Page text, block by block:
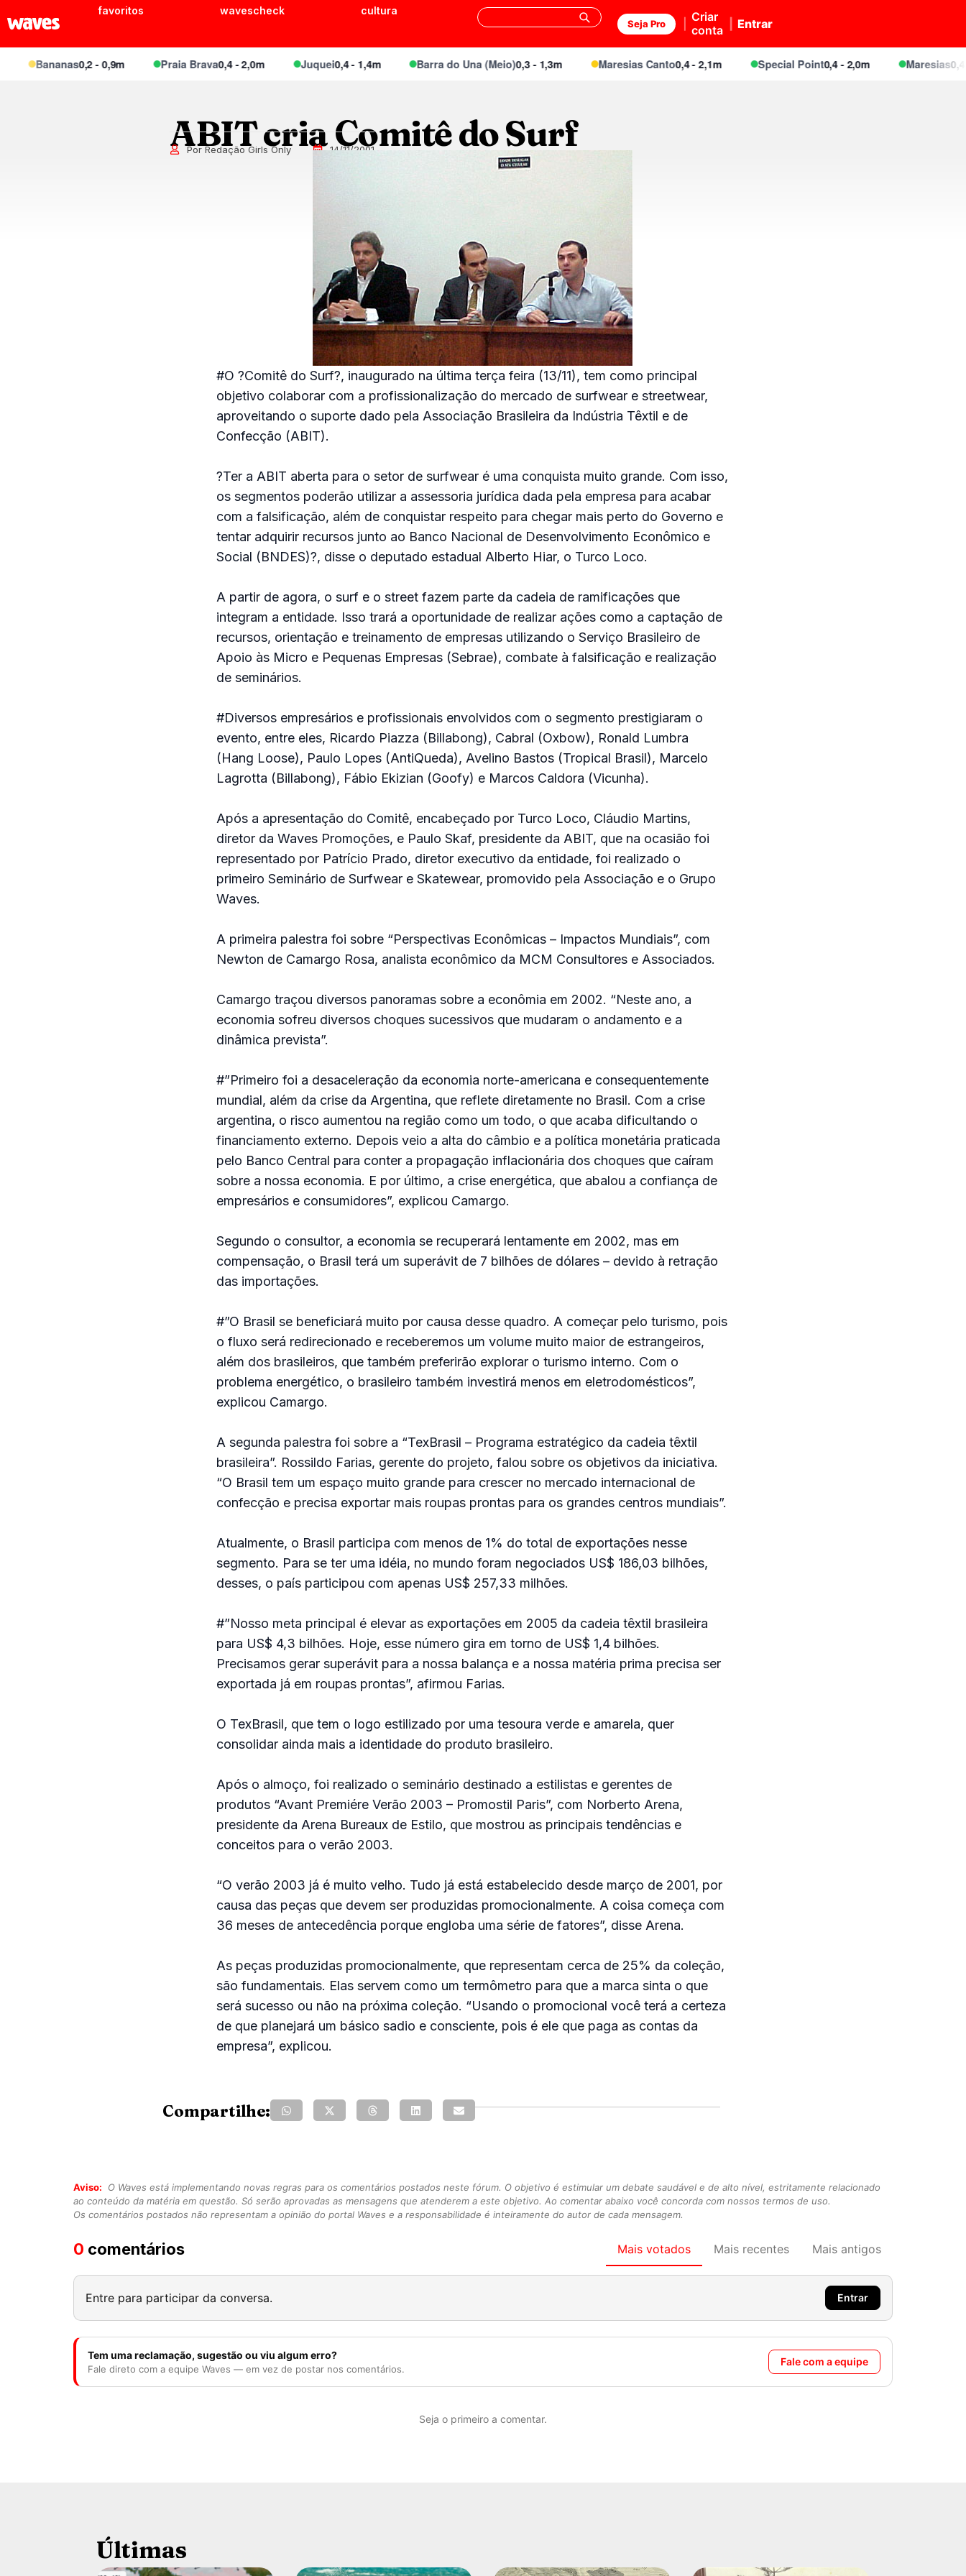
favoritos wavescheck cultura
Seja Pro
Criar
conta
Entrar
Bananas0,2 - 0,9m Praia Brava0,4 - 2,0m Juquei0,4 - 1,4m Barra do Una (Meio)0,3 - 1,3m Maresias Canto0,4 - 2,1m Special Point 0,4 - 2,0m Maresias0,4 -
ABIT cria Comitê do Surf
Por Redação Girls Only 14/11/2001
#O ?Comitê do Surf?, inaugurado na última terça feira (13/11), tem como principal
objetivo colaborar com a profissionalização do mercado de surfwear e streetwear,
aproveitando o suporte dado pela Associação Brasileira da Indústria Têxtil e de
Confecção (ABIT).
?Ter a ABIT aberta para o setor de surfwear é uma conquista muito grande. Com isso,
os segmentos poderão utilizar a assessoria jurídica dada pela empresa para acabar
com a falsificação, além de conquistar respeito para chegar mais perto do Governo e
tentar adquirir recursos junto ao Banco Nacional de Desenvolvimento Econômico e
Social (BNDES)?, disse o deputado estadual Alberto Hiar, o Turco Loco.
A partir de agora, o surf e o street fazem parte da cadeia de ramificações que
integram a entidade. Isso trará a oportunidade de realizar ações como a captação de
recursos, orientação e treinamento de empresas utilizando o Serviço Brasileiro de
Apoio às Micro e Pequenas Empresas (Sebrae), combate à falsificação e realização
de seminários.
#Diversos empresários e profissionais envolvidos com o segmento prestigiaram o
evento, entre eles, Ricardo Piazza (Billabong), Cabral (Oxbow), Ronald Lumbra
(Hang Loose), Paulo Lopes (AntiQueda), Avelino Bastos (Tropical Brasil), Marcelo
Lagrotta (Billabong), Fábio Ekizian (Goofy) e Marcos Caldora (Vicunha).
Após a apresentação do Comitê, encabeçado por Turco Loco, Cláudio Martins,
diretor da Waves Promoções, e Paulo Skaf, presidente da ABIT, que na ocasião foi
representado por Patrício Prado, diretor executivo da entidade, foi realizado o
primeiro Seminário de Surfwear e Skatewear, promovido pela Associação e o Grupo
Waves.
A primeira palestra foi sobre “Perspectivas Econômicas – Impactos Mundiais”, com
Newton de Camargo Rosa, analista econômico da MCM Consultores e Associados.
Camargo traçou diversos panoramas sobre a econômia em 2002. “Neste ano, a
economia sofreu diversos choques sucessivos que mudaram o andamento e a
dinâmica prevista”.
#”Primeiro foi a desaceleração da economia norte-americana e consequentemente
mundial, além da crise da Argentina, que reflete diretamente no Brasil. Com a crise
argentina, o risco aumentou na região como um todo, o que acaba dificultando o
financiamento externo. Depois veio a alta do câmbio e a política monetária praticada
pelo Banco Central para conter a propagação inflacionária dos choques que caíram
sobre a nossa economia. E por último, a crise energética, que abalou a confiança de
empresários e consumidores”, explicou Camargo.
Segundo o consultor, a economia se recuperará lentamente em 2002, mas em
compensação, o Brasil terá um superávit de 7 bilhões de dólares – devido à retração
das importações.
#”O Brasil se beneficiará muito por causa desse quadro. A começar pelo turismo, pois
o fluxo será redirecionado e receberemos um volume muito maior de estrangeiros,
além dos brasileiros, que também preferirão explorar o turismo interno. Com o
problema energético, o brasileiro também investirá menos em eletrodomésticos”,
explicou Camargo.
A segunda palestra foi sobre a “TexBrasil – Programa estratégico da cadeia têxtil
brasileira”. Rossildo Farias, gerente do projeto, falou sobre os objetivos da iniciativa.
“O Brasil tem um espaço muito grande para crescer no mercado internacional de
confecção e precisa exportar mais roupas prontas para os grandes centros mundiais”.
Atualmente, o Brasil participa com menos de 1% do total de exportações nesse
segmento. Para se ter uma idéia, no mundo foram negociados US$ 186,03 bilhões,
desses, o país participou com apenas US$ 257,33 milhões.
#”Nosso meta principal é elevar as exportações em 2005 da cadeia têxtil brasileira
para US$ 4,3 bilhões. Hoje, esse número gira em torno de US$ 1,4 bilhões.
Precisamos gerar superávit para a nossa balança e a nossa matéria prima precisa ser
exportada já em roupas prontas”, afirmou Farias.
O TexBrasil, que tem o logo estilizado por uma tesoura verde e amarela, quer
consolidar ainda mais a identidade do produto brasileiro.
Após o almoço, foi realizado o seminário destinado a estilistas e gerentes de
produtos “Avant Premiére Verão 2003 – Promostil Paris”, com Norberto Arena,
presidente da Arena Bureaux de Estilo, que mostrou as principais tendências e
conceitos para o verão 2003.
“O verão 2003 já é muito velho. Tudo já está estabelecido desde março de 2001, por
causa das peças que devem ser produzidas promocionalmente. A coisa começa com
36 meses de antecedência porque engloba uma série de fatores”, disse Arena.
As peças produzidas promocionalmente, que representam cerca de 25% da coleção,
são fundamentais. Elas servem como um termômetro para que a marca sinta o que
será sucesso ou não na próxima coleção. “Usando o promocional você terá a certeza
de que planejará um básico sadio e consciente, pois é ele que paga as contas da
empresa”, explicou.
Compartilhe:
Aviso:
O Waves está implementando novas regras para os comentários postados neste fórum. O objetivo é estimular um debate saudável e de alto nível, estritamente relacionado
ao conteúdo da matéria em questão. Só serão aprovadas as mensagens que atenderem a este objetivo. Ao comentar abaixo você concorda com nossos termos de uso.
Os comentários postados não representam a opinião do portal Waves e a responsabilidade é inteiramente do autor de cada mensagem.
0 comentários Mais votados Mais recentes Mais antigos
Entre para participar da conversa. Entrar
Tem uma reclamação, sugestão ou viu algum erro?
Fale direto com a equipe Waves — em vez de postar nos comentários.
Fale com a equipe
Seja o primeiro a comentar.
Últimas